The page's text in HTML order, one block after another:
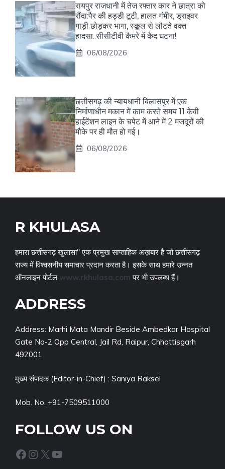
रायपुर राजधानी में तेज रफ्तार कार ने छात्रा को
रौंदा:पैर की हड्डी टूटी, हालत गंभीर, ड्राइवर
गाड़ी छोड़कर भागा, स्कूल से लौटते वक्त
हादसा..सीसीटीवी कैमरे में कैद घटना!
06/08/2026
छत्तीसगढ़ की न्यायधानी बिलासपुर में एक
निर्माणाधीन मकान में काम करते समय 11 केवी
हाईटेंशन लाइन के चपेट में आने में 2 मजदूरों की
मौके पर ही मौत हो गई।
06/08/2026
R KHULASA
हमारा छत्तीसगढ़ खुलासा" एक प्रमुख साप्ताहिक अख़बार है जो छत्तीसगढ़
राज्य में विश्वसनीय समाचार प्रदान करता है। इसके साथ हमारे उन्नत
ऑनलाइन पोर्टल www.rkhulasa.com पर भी उपलब्ध हैं।
ADDRESS
Address: Marhi Mata Mandir Beside Ambedkar Hospital
Gate No-2 Opp Central, Jail Rd, Raipur, Chhattisgarh
492001
मुख्य संपादक (Editor-in-Chief) : Saniya Raksel
Mob. No. +91-7509511000
FOLLOW US ON
Facebook Instagram X YouTube